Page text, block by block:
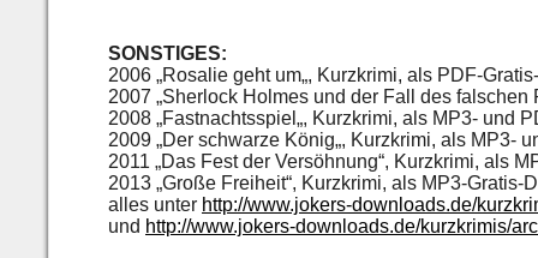
SONSTIGES:
2006 „Rosalie geht um„, Kurzkrimi, als PDF-
2007 „Sherlock Holmes und der Fall des
2008 „Fastnachtsspiel„, Kurzkrimi, als MP3- und
2009 „Der schwarze König„, Kurzkrimi, als MP3-
2011 „Das Fest der Versöhnung“, Kurzkrimi, als
2013 „Große Freiheit“, Kurzkrimi, als MP3-Gratis-
alles unter http://www.jokers-downloads.de/
und http://www.jokers-downloads.de/kurzkrimis/